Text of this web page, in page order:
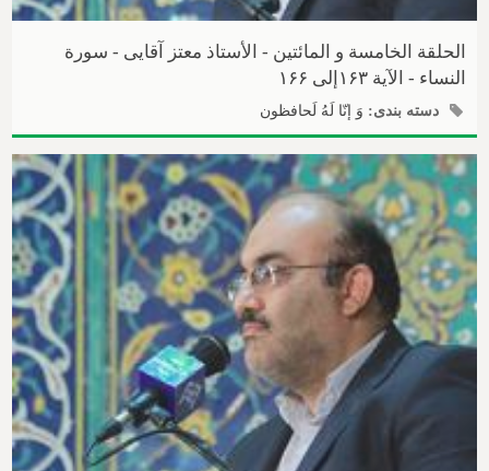
الحلقة الخامسة و المائتین - الأستاذ معتز آقایی - سورة
النساء - الآیة ۱۶۳إلی ۱۶۶
دسته بندی: وَ إنّا لَهُ لَحافظون